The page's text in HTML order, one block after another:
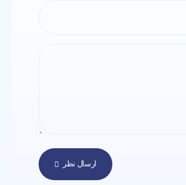
ارسال نظر